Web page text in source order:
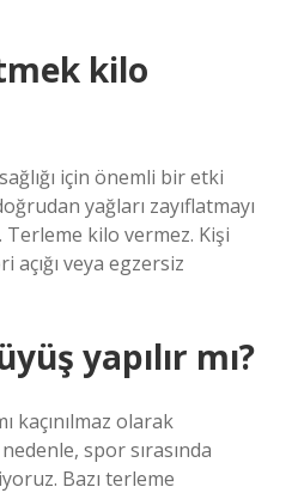
kilo
için önemli bir etki
yağları zayıflatmayı
Terleme kilo vermez. Kişi
veya egzersiz
yapılır mı?
kaçınılmaz olarak
spor sırasında
Bazı terleme